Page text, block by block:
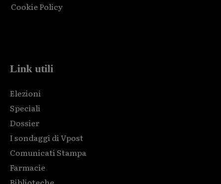
Cookie Policy
Link utili
Elezioni
Speciali
Dossier
I sondaggi di Vpost
Comunicati Stampa
Farmacie